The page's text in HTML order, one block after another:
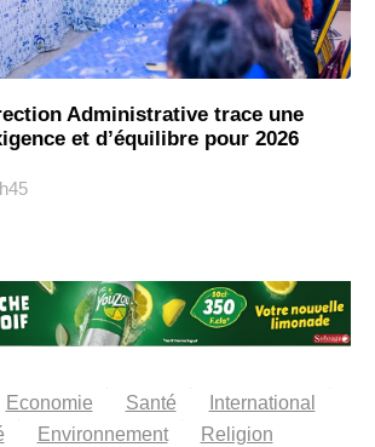
Administrative trace une
et d’équilibre pour 2026
Economie Santé
International
Environnement Religion